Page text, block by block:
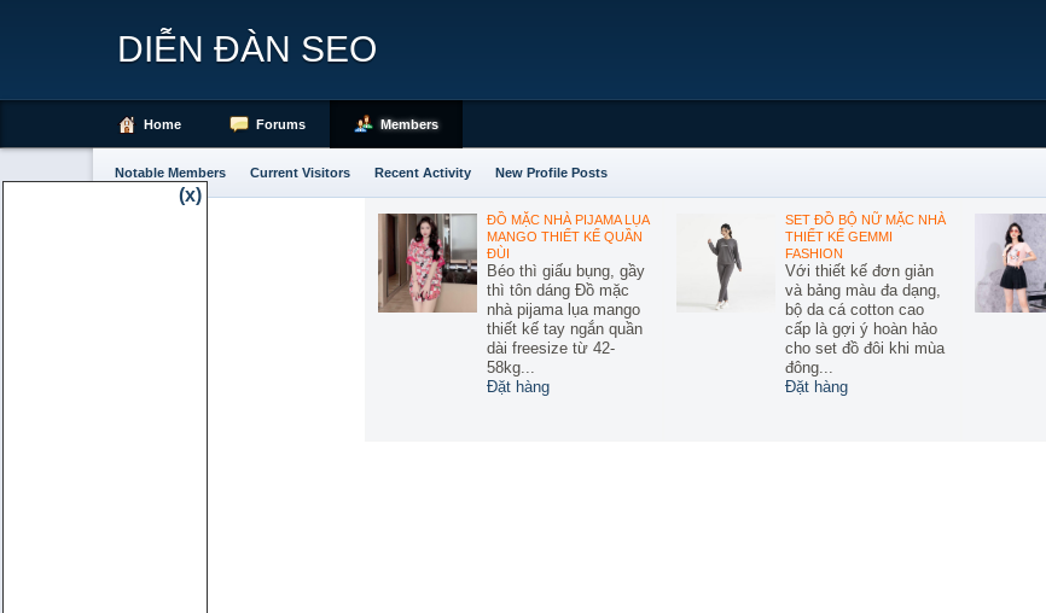
ĐỒ MẶC NHÀ PIJAMA LỤA
MANGO THIẾT KẾ QUẦN
ĐÙI
Béo thì giấu bụng, gầy
thì tôn dáng Đồ mặc
nhà pijama lụa mango
thiết kế tay ngắn quần
dài freesize từ 42-
58kg...
Đặt hàng
SET ĐỒ BỘ NỮ MẶC NHÀ
THIẾT KẾ GEMMI
FASHION
Với thiết kế đơn giản
và bảng màu đa dạng,
bộ da cá cotton cao
cấp là gợi ý hoàn hảo
cho set đồ đôi khi mùa
đông...
Đặt hàng
DIỄN ĐÀN SEO
Home Forums Members
Notable Members Current Visitors Recent Activity New Profile Posts
(x)